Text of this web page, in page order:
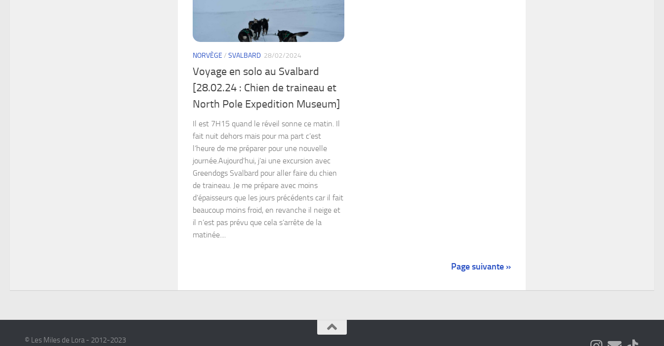
NORVÈGE / SVALBARD 28/02/2024
Voyage en solo au Svalbard
[28.02.24 : Chien de traineau et
North Pole Expedition Museum]
Il est 7H15 quand le réveil sonne ce matin. Il
fait nuit dehors mais pour ma part c’est
l’heure de me préparer pour une nouvelle
journée.Aujourd’hui, j’ai une excursion avec
Greendogs Svalbard pour aller faire du chien
de traineau. Je me prépare avec moins
d’épaisseurs que les jours précédents car il fait
beaucoup moins froid, en revanche il neige et
il n’est pas prévu que cela s’arrête de la
matinée....
Page suivante »
© Les Miles de Lora - 2012-2023